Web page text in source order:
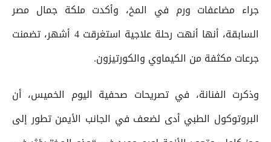
جراء مضاعفات ورم في المخ، وأكدت ملكة جمال مصر
السابقة، أنها أنهت رحلة علاجية استغرقت 4 أشهر، تضمنت
جرعات مكثفة من الكيماوي والكورتيزون.
وذكرت الفنانة، في تصريحات صحفية اليوم الخميس، أن
البروتوكول الطبي أدى لضعف في الجانب الأيمن تطور إلى